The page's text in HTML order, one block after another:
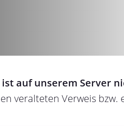
auf unserem Server
veralteten Verweis bzw.